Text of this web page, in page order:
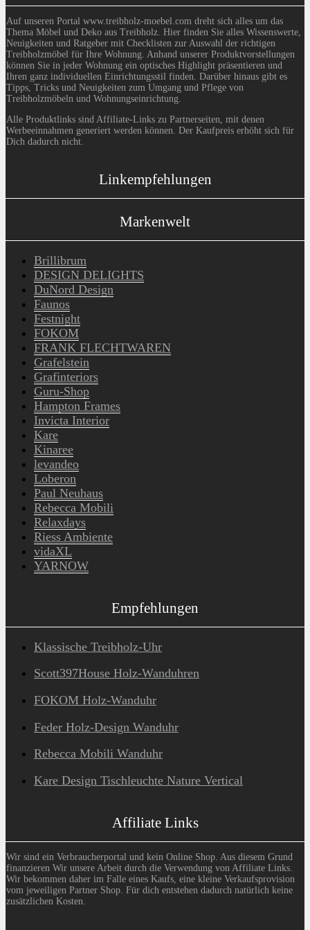
Auf unseren Portal www.treibholz-moebel.com dreht sich alles um das
Thema Möbel und Deko aus Treibholz. Hier finden Sie alles Wissenswerte,
Neuigkeiten und Ratgeber mit Checklisten zur Auswahl der richtigen
Treibholzmöbel für Ihre Wohnung. Anhand unserer Produktvorstellungen
können Sie in jeder Wohnung ein optisches Highlight präsentieren und
Ihren ganz individuellen Einrichtungsstil finden. Darüber hinaus gibt es
Tipps, Tricks und Neuigkeiten zum Umgang und Pflege von
Treibholzmöbeln und Wohnungseinrichtung.
Alle Produktlinks sind Affiliate-Links zu Partnerseiten, mit denen
Werbeeinnahmen generiert werden können. Der Kaufpreis erhöht sich für
Dich dadurch nicht.
Linkempfehlungen
Markenwelt
Brillibrum
DESIGN DELIGHTS
DuNord Design
Faunos
Festnight
FOKOM
FRANK FLECHTWAREN
Grafelstein
Grafinteriors
Guru-Shop
Hampton Frames
Invicta Interior
Kare
Kinaree
levandeo
Loberon
Paul Neuhaus
Rebecca Mobili
Relaxdays
Riess Ambiente
vidaXL
YARNOW
Empfehlungen
Klassische Treibholz-Uhr
Scott397House Holz-Wanduhren
FOKOM Holz-Wanduhr
Feder Holz-Design Wanduhr
Rebecca Mobili Wanduhr
Kare Design Tischleuchte Nature Vertical
Affiliate Links
Wir sind ein Verbraucherportal und kein Online Shop. Aus diesem Grund
finanzieren Wir unsere Arbeit durch die Verwendung von Affiliate Links.
Wir bekommen daher im Falle eines Kaufs, eine kleine Verkaufsprovision
vom jeweiligen Partner Shop. Für dich entstehen dadurch natürlich keine
zusätzlichen Kosten.